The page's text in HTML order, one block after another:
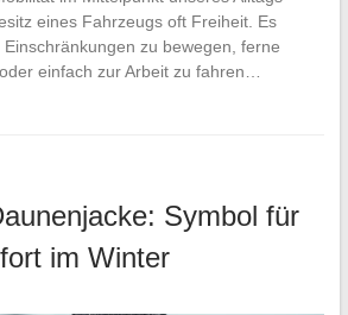
eines Fahrzeugs oft Freiheit. Es
zu bewegen, ferne
einfach zur Arbeit zu fahren…
Symbol für
im Winter